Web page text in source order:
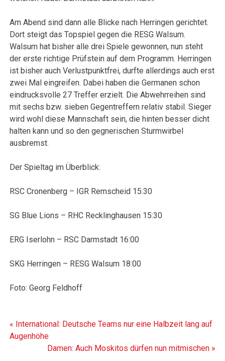
Am Abend sind dann alle Blicke nach Herringen gerichtet.
Dort steigt das Topspiel gegen die RESG Walsum.
Walsum hat bisher alle drei Spiele gewonnen, nun steht
der erste richtige Prüfstein auf dem Programm. Herringen
ist bisher auch Verlustpunktfrei, durfte allerdings auch erst
zwei Mal eingreifen. Dabei haben die Germanen schon
eindrucksvolle 27 Treffer erzielt. Die Abwehrreihen sind
mit sechs bzw. sieben Gegentreffern relativ stabil. Sieger
wird wohl diese Mannschaft sein, die hinten besser dicht
halten kann und so den gegnerischen Sturmwirbel
ausbremst.
Der Spieltag im Überblick:
RSC Cronenberg – IGR Remscheid 15:30
SG Blue Lions – RHC Recklinghausen 15:30
ERG Iserlohn – RSC Darmstadt 16:00
SKG Herringen – RESG Walsum 18:00
Foto: Georg Feldhoff
Beitragsnavigation
« International: Deutsche Teams nur eine Halbzeit lang auf
Augenhöhe
Damen: Auch Moskitos dürfen nun mitmischen »